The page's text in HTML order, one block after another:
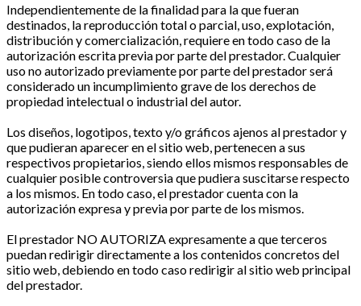
Independientemente de la finalidad para la que fueran
destinados, la reproducción total o parcial, uso, explotación,
distribución y comercialización, requiere en todo caso de la
autorización escrita previa por parte del prestador. Cualquier
uso no autorizado previamente por parte del prestador será
considerado un incumplimiento grave de los derechos de
propiedad intelectual o industrial del autor.
Los diseños, logotipos, texto y/o gráficos ajenos al prestador y
que pudieran aparecer en el sitio web, pertenecen a sus
respectivos propietarios, siendo ellos mismos responsables de
cualquier posible controversia que pudiera suscitarse respecto
a los mismos. En todo caso, el prestador cuenta con la
autorización expresa y previa por parte de los mismos.
El prestador NO AUTORIZA expresamente a que terceros
puedan redirigir directamente a los contenidos concretos del
sitio web, debiendo en todo caso redirigir al sitio web principal
del prestador.